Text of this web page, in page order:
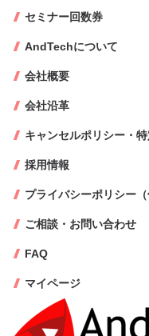
セミナー回数券
AndTechについて
会社概要
会社沿革
キャンセルポリシー・
採用情報
プライバシーポリシー
ご相談・お問い合わせ
FAQ
マイページ